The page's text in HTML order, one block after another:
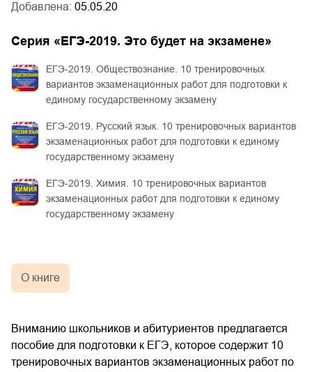
Добавлена: 05.05.20
Серия « ЕГЭ-2019. Это будет на экзамене»
ЕГЭ-2019. Обществознание. 10 тренировочных
вариантов экзаменационных работ для подготовки к
единому государственному экзамену
ЕГЭ-2019. Русский язык. 10 тренировочных вариантов
экзаменационных работ для подготовки к единому
государственному экзамену
ЕГЭ-2019. Химия. 10 тренировочных вариантов
экзаменационных работ для подготовки к единому
государственному экзамену
О книге
Вниманию школьников и абитуриентов предлагается
пособие для подготовки к ЕГЭ, которое содержит 10
тренировочных вариантов экзаменационных работ по